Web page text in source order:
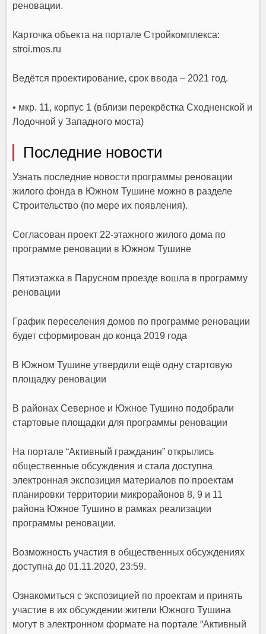
реновации.
Карточка объекта на портале Стройкомплекса:
stroi.mos.ru
Ведётся проектирование, срок ввода – 2021 год.
• мкр. 11, корпус 1 (вблизи перекрёстка Сходненской и
Лодочной у Западного моста)
Последние новости
Узнать последние новости программы реновации
жилого фонда в Южном Тушине можно в разделе
Строительство (по мере их появления).
Согласован проект 22-этажного жилого дома по
программе реновации в Южном Тушине
Пятиэтажка в Парусном проезде вошла в программу
реновации
График переселения домов по программе реновации
будет сформирован до конца 2019 года
В Южном Тушине утвердили ещё одну стартовую
площадку реновации
В районах Северное и Южное Тушино подобрали
стартовые площадки для программы реновации
На портале “Активный гражданин” открылись
общественные обсуждения и стала доступна
электронная экспозиция материалов по проектам
планировки территории микрорайонов 8, 9 и 11
района Южное Тушино в рамках реализации
программы реновации.
Возможность участия в общественных обсуждениях
доступна до 01.11.2020, 23:59.
Ознакомиться с экспозицией по проектам и принять
участие в их обсуждении жители Южного Тушина
могут в электронном формате на портале “Активный